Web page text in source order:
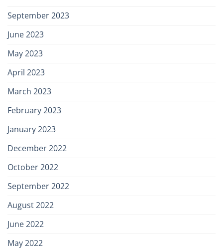
September 2023
June 2023
May 2023
April 2023
March 2023
February 2023
January 2023
December 2022
October 2022
September 2022
August 2022
June 2022
May 2022